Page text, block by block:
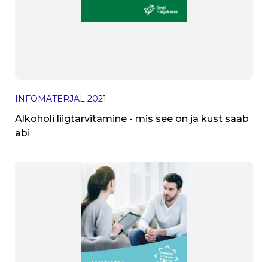
INFOMATERJAL 2021
Alkoholi liigtarvitamine - mis see on ja kust saab
abi